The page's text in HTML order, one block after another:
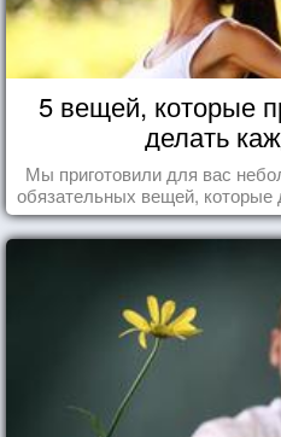
5 вещей, которые
делать
Мы приготовили для вас
обязательных вещей,